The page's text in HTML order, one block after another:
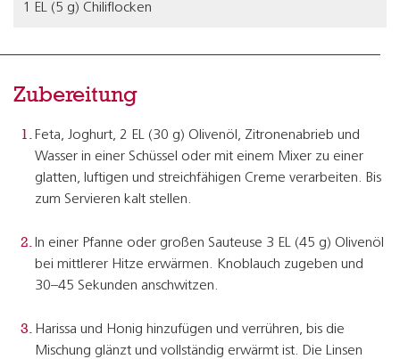
1 EL (5 g) Chiliflocken
Zubereitung
Feta, Joghurt, 2 EL (30 g) Olivenöl, Zitronenabrieb und
Wasser in einer Schüssel oder mit einem Mixer zu einer
glatten, luftigen und streichfähigen Creme verarbeiten. Bis
zum Servieren kalt stellen.
In einer Pfanne oder großen Sauteuse 3 EL (45 g) Olivenöl
bei mittlerer Hitze erwärmen. Knoblauch zugeben und
30–45 Sekunden anschwitzen.
Harissa und Honig hinzufügen und verrühren, bis die
Mischung glänzt und vollständig erwärmt ist. Die Linsen